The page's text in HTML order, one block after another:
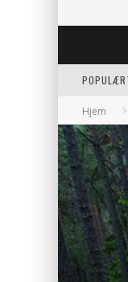
Hjem